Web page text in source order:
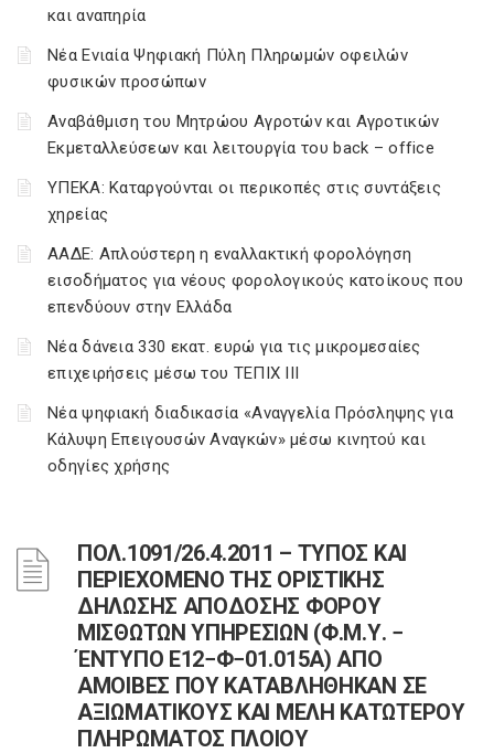
και αναπηρία
Νέα Ενιαία Ψηφιακή Πύλη Πληρωμών οφειλών
φυσικών προσώπων
Αναβάθμιση του Μητρώου Αγροτών και Αγροτικών
Εκμεταλλεύσεων και λειτουργία του back – office
ΥΠΕΚΑ: Καταργούνται οι περικοπές στις συντάξεις
χηρείας
ΑΑΔΕ: Απλούστερη η εναλλακτική φορολόγηση
εισοδήματος για νέους φορολογικούς κατοίκους που
επενδύουν στην Ελλάδα
Νέα δάνεια 330 εκατ. ευρώ για τις μικρομεσαίες
επιχειρήσεις μέσω του ΤΕΠΙΧ ΙΙΙ
Νέα ψηφιακή διαδικασία «Αναγγελία Πρόσληψης για
Κάλυψη Επειγουσών Αναγκών» μέσω κινητού και
οδηγίες χρήσης
ΠΟΛ.1091/26.4.2011 – ΤΥΠΟΣ ΚΑΙ
ΠΕΡΙΕΧΟΜΕΝΟ ΤΗΣ ΟΡΙΣΤΙΚΗΣ
ΔΗΛΩΣΗΣ ΑΠΟΔΟΣΗΣ ΦΟΡΟΥ
ΜΙΣΘΩΤΩΝ ΥΠΗΡΕΣΙΩΝ (Φ.Μ.Υ. −
ΈΝΤΥΠΟ Ε12−Φ−01.015Α) ΑΠΟ
ΑΜΟΙΒΕΣ ΠΟΥ ΚΑΤΑΒΛΗΘΗΚΑΝ ΣΕ
ΑΞΙΩΜΑΤΙΚΟΥΣ ΚΑΙ ΜΕΛΗ ΚΑΤΩΤΕΡΟΥ
ΠΛΗΡΩΜΑΤΟΣ ΠΛΟΙΟΥ